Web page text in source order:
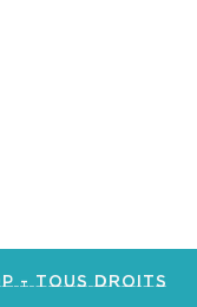
- Tous Droits